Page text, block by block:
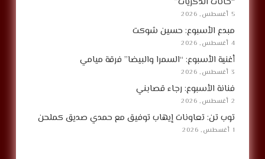
5 أغسطس, 2026
مبدع الأسبوع: حسين شوكت
4 أغسطس, 2026
أغنية الأسبوع: “السمرا والبيضا” فرقة ميامي
3 أغسطس, 2026
فنانة الأسبوع: رجاء قصابني
2 أغسطس, 2026
توب تن: تعاونات إيهاب توفيق مع حمدي صديق كملحن
1 أغسطس, 2026